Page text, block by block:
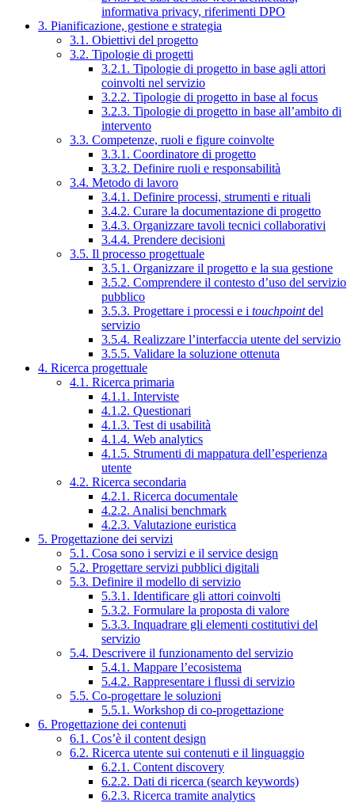
informativa privacy, riferimenti DPO
3. Pianificazione, gestione e strategia
3.1. Obiettivi del progetto
3.2. Tipologie di progetti
3.2.1. Tipologie di progetto in base agli attori
coinvolti nel servizio
3.2.2. Tipologie di progetto in base al focus
3.2.3. Tipologie di progetto in base all’ambito di
intervento
3.3. Competenze, ruoli e figure coinvolte
3.3.1. Coordinatore di progetto
3.3.2. Definire ruoli e responsabilità
3.4. Metodo di lavoro
3.4.1. Definire processi, strumenti e rituali
3.4.2. Curare la documentazione di progetto
3.4.3. Organizzare tavoli tecnici collaborativi
3.4.4. Prendere decisioni
3.5. Il processo progettuale
3.5.1. Organizzare il progetto e la sua gestione
3.5.2. Comprendere il contesto d’uso del servizio
pubblico
3.5.3. Progettare i processi e i touchpointdel
servizio
3.5.4. Realizzare l’interfaccia utente del servizio
3.5.5. Validare la soluzione ottenuta
4. Ricerca progettuale
4.1. Ricerca primaria
4.1.1. Interviste
4.1.2. Questionari
4.1.3. Test di usabilità
4.1.4. Web analytics
4.1.5. Strumenti di mappatura dell’esperienza
utente
4.2. Ricerca secondaria
4.2.1. Ricerca documentale
4.2.2. Analisi benchmark
4.2.3. Valutazione euristica
5. Progettazione dei servizi
5.1. Cosa sono i servizi e il service design
5.2. Progettare servizi pubblici digitali
5.3. Definire il modello di servizio
5.3.1. Identificare gli attori coinvolti
5.3.2. Formulare la proposta di valore
5.3.3. Inquadrare gli elementi costitutivi del
servizio
5.4. Descrivere il funzionamento del servizio
5.4.1. Mappare l’ecosistema
5.4.2. Rappresentare i flussi di servizio
5.5. Co-progettare le soluzioni
5.5.1. Workshop di co-progettazione
6. Progettazione dei contenuti
6.1. Cos’è il content design
6.2. Ricerca utente sui contenuti e il linguaggio
6.2.1. Content discovery
6.2.2. Dati di ricerca (search keywords)
6.2.3. Ricerca tramite analytics